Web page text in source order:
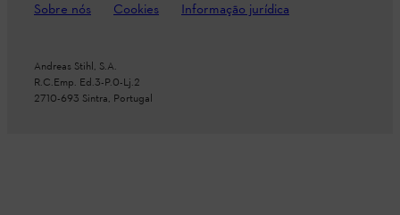
Sobre nós Cookies Informação jurídica
Andreas Stihl, S.A.
R.C.Emp. Ed.3-P.0-Lj.2
2710-693 Sintra, Portugal